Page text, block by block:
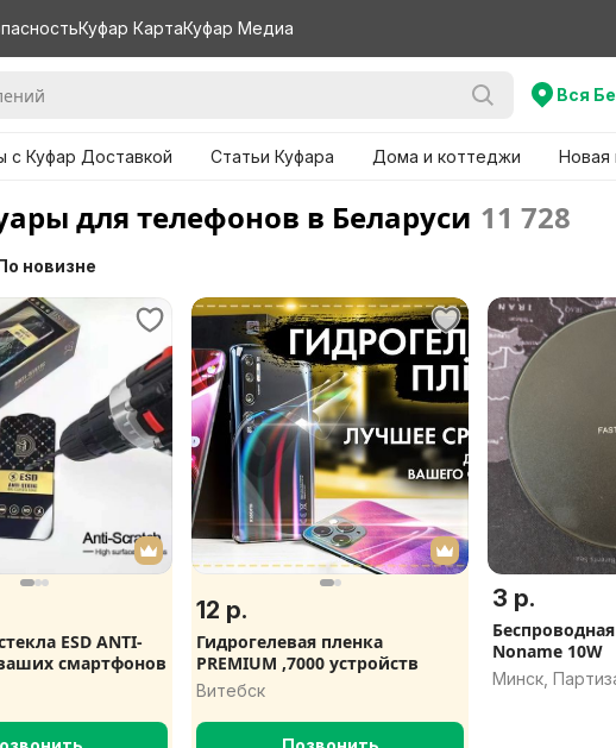
Куфар КартаКуфар Медиа
Вся
с Куфар Доставкой Статьи Куфара Дома и коттеджи Новая
для телефонов в Беларуси 11 728
новизне
ESD ANTI-
ваших смартфонов
12 р.
Гидрогелевая пленка
PREMIUM ,7000 устройств
Витебск
3 р.
Noname 10W
Минск,